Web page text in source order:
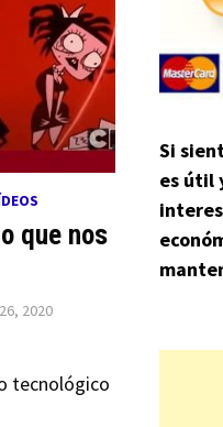
que nos
2020
tecnológico
Si
es útil